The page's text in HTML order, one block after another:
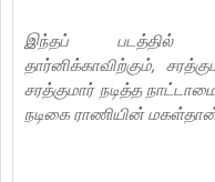
இந்தப் படத்தில்
தார்னிக்காவிற்கும்,
சரத்குமார் நடித்த
நடிகை ராணியின்